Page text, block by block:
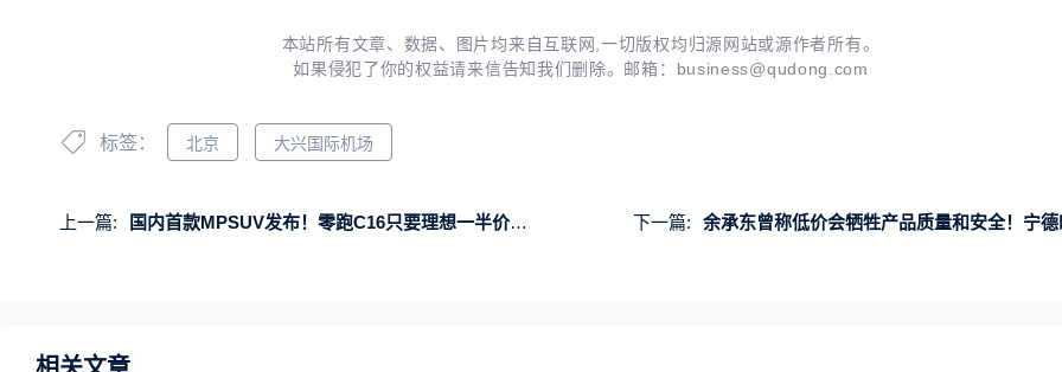
本站所有文章、数据、图片均来自互联网,一切版权均归源网站或源作者所有。
如果侵犯了你的权益请来信告知我们删除。邮箱： business@qudong.com
标签： 北京 大兴国际机场
上一篇: 国内首款MPSUV发布！零跑C16只要理想一半价格 想买MPV和SUV的人看完都沉默了 下一篇: 余承东曾称低价会牺牲产品质量和安全！宁德时代技术官：没补贴新能源汽车都